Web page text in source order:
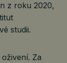
z roku 2020,
studii.
Za